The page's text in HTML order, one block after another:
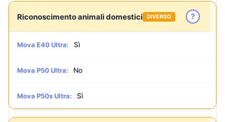
Riconoscimento animali domestici DIVERSO ?
Mova E40 Ultra: Sì
Mova P50 Ultra: No
Mova P50s Ultra: Sì